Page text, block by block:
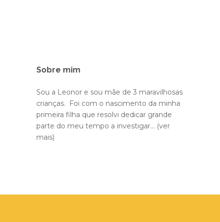
Sobre mim
Sou a Leonor e sou mãe de 3 maravilhosas
crianças. Foi com o nascimento da minha
primeira filha que resolvi dedicar grande
parte do meu tempo a investigar... (ver
mais)